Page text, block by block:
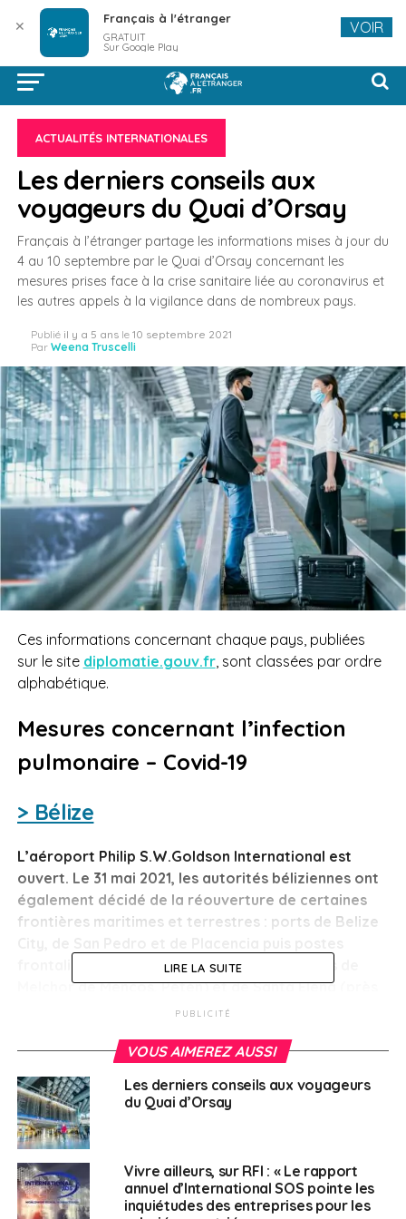
ACTUALITÉS INTERNATIONALES
Les derniers conseils aux
voyageurs du Quai d’Orsay
Français à l’étranger partage les informations mises à jour du
4 au 10 septembre par le Quai d’Orsay concernant les
mesures prises face à la crise sanitaire liée au coronavirus et
les autres appels à la vigilance dans de nombreux pays.
Publié il y a 5 ans le 10 septembre 2021
Par Weena Truscelli
Ces informations concernant chaque pays, publiées
sur le site diplomatie.gouv.fr, sont classées par ordre
alphabétique.
Mesures concernant l’infection
pulmonaire – Covid-19
> Bélize
L’aéroport Philip S.W.Goldson International est
ouvert. Le 31 mai 2021, les autorités béliziennes ont
également décidé de la réouverture de certaines
frontières maritimes et terrestres : ports de Belize
frontaliers de Benque Viejo del Carmen (près de
Melchor de Mencos, Petén) et de Santa Elena (près
de Chetumal, au Mexique).
Tout voyageur, vacciné ou non, doit présenter le
résultat négatif d’un test, effectué moins de 96h
avant l’arrivée au Belize pour un test PCR ou
moins de 48h pour un test antigénique (les
enfants de moins de 5 ans sont exemptés de
test).
Les autorités exigent également de séjourner
dans certains établissements hôteliers,
LIRE LA SUITE
PUBLICITÉ
VOUS AIMEREZ AUSSI
Les derniers conseils aux voyageurs
du Quai d’Orsay
Vivre ailleurs, sur RFI : « Le rapport
annuel d’International SOS pointe les
inquiétudes des entreprises pour les
✕ Français à l'étranger
GRATUIT
Sur Google Play
VOIR